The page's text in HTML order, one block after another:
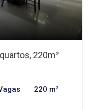
220m²
220 m²